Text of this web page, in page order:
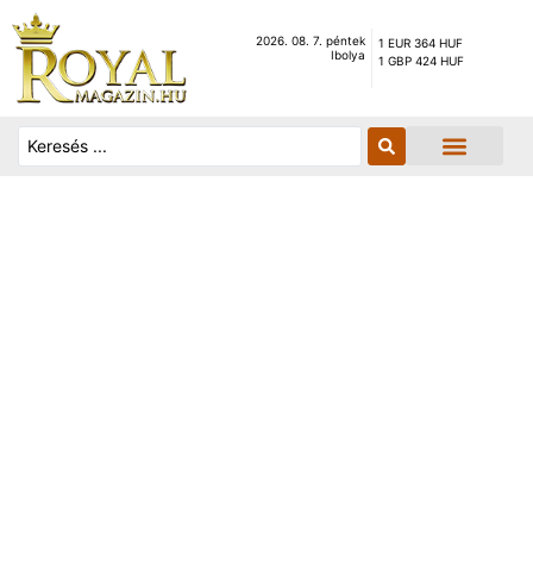
2026. 08. 7. péntek
Ibolya
1 EUR 364 HUF
1 GBP 424 HUF